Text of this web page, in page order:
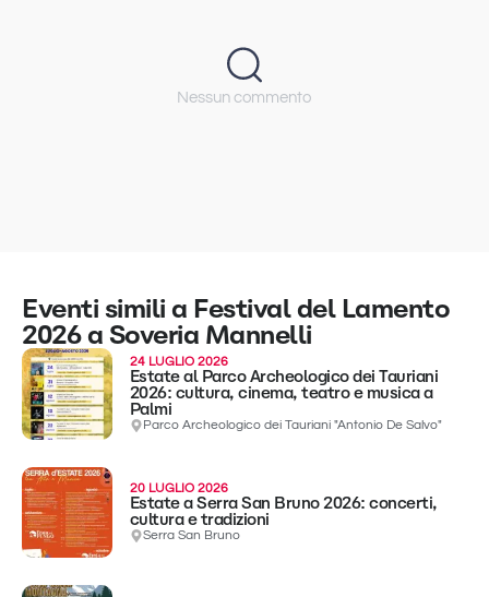
Nessun commento
Eventi simili a Festival del Lamento
2026 a Soveria Mannelli
24 LUGLIO 2026
Estate al Parco Archeologico dei Tauriani
2026: cultura, cinema, teatro e musica a
Palmi
Parco Archeologico dei Tauriani "Antonio De Salvo"
20 LUGLIO 2026
Estate a Serra San Bruno 2026: concerti,
cultura e tradizioni
Serra San Bruno